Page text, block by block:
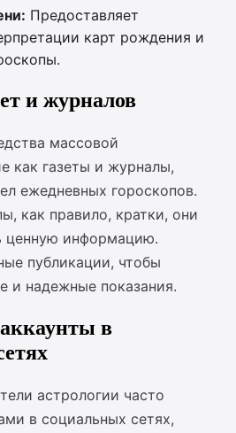
Предоставляет
карт рождения и
и журналов
массовой
как газеты и журналы,
ежедневных гороскопов.
как правило, кратки, они
ценную информацию.
публикации, чтобы
и надежные показания.
в
астрологии часто
в социальных сетях,